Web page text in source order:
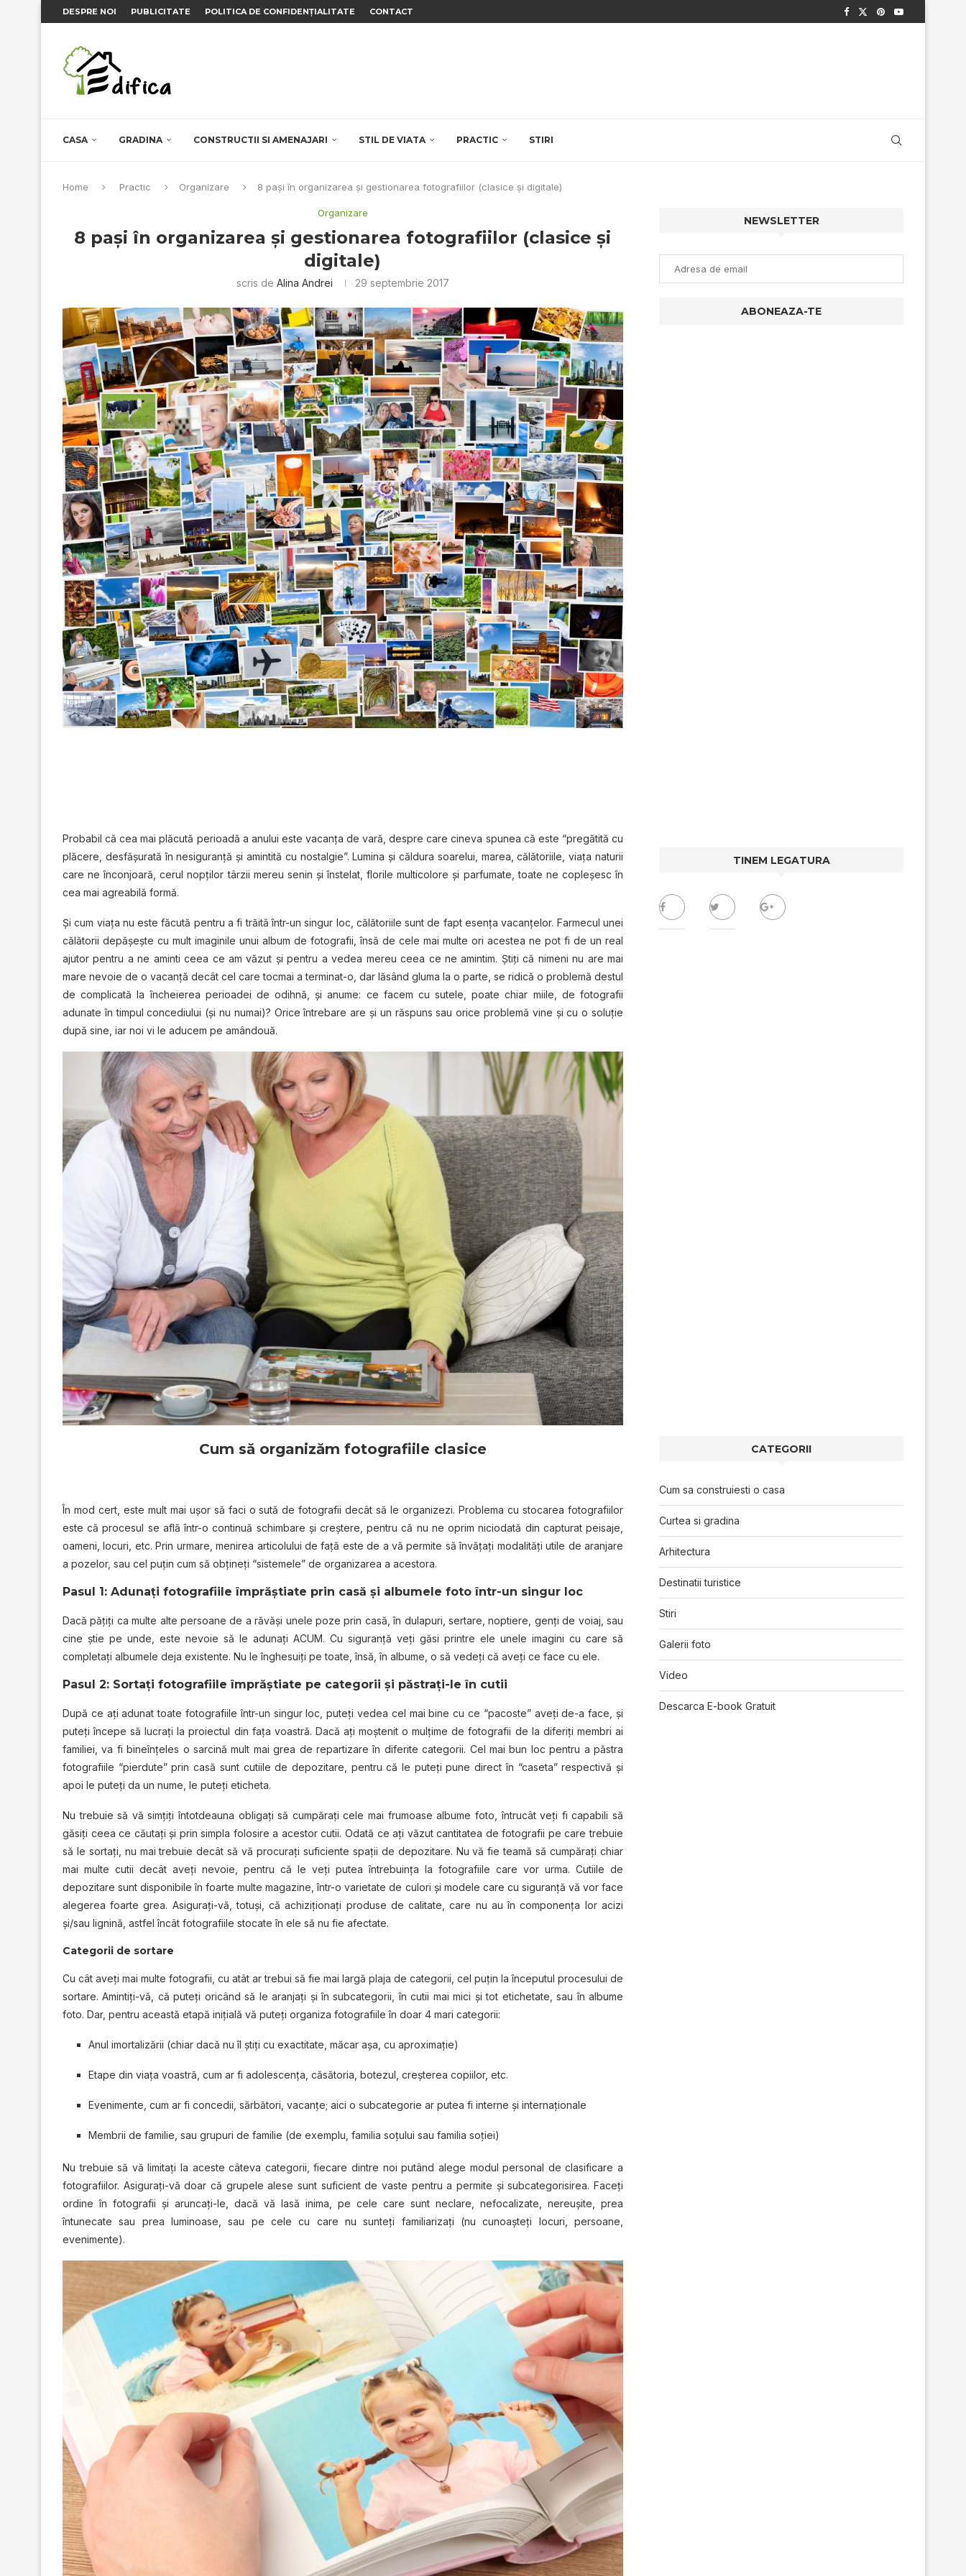
DESPRE NOI PUBLICITATE POLITICA DE CONFIDENȚIALITATE CONTACT
CASA GRADINA CONSTRUCTII SI AMENAJARI STIL DE VIATA PRACTIC STIRI
Home Practic Organizare 8 paşi în organizarea şi gestionarea fotografiilor (clasice şi digitale)
Organizare
8 paşi în organizarea şi gestionarea fotografiilor (clasice şi
digitale)
scris de Alina Andrei 29 septembrie 2017
Probabil că cea mai plăcută perioadă a anului este vacanța de vară, despre care cineva spunea că este “pregătită cu
plăcere, desfăşurată în nesiguranţă şi amintită cu nostalgie”. Lumina şi căldura soarelui, marea, călătoriile, viaţa naturii
care ne înconjoară, cerul nopţilor târzii mereu senin şi înstelat, florile multicolore şi parfumate, toate ne copleşesc în
cea mai agreabilă formă.
Şi cum viaţa nu este făcută pentru a fi trăită într-un singur loc, călătoriile sunt de fapt esenţa vacanţelor. Farmecul unei
călătorii depăşeşte cu mult imaginile unui album de fotografii, însă de cele mai multe ori acestea ne pot fi de un real
ajutor pentru a ne aminti ceea ce am văzut şi pentru a vedea mereu ceea ce ne amintim. Ştiţi că nimeni nu are mai
mare nevoie de o vacanţă decât cel care tocmai a terminat-o, dar lăsând gluma la o parte, se ridică o problemă destul
de complicată la încheierea perioadei de odihnă, şi anume: ce facem cu sutele, poate chiar miile, de fotografii
adunate în timpul concediului (şi nu numai)? Orice întrebare are şi un răspuns sau orice problemă vine şi cu o soluţie
după sine, iar noi vi le aducem pe amândouă.
Cum să organizăm fotografiile clasice
În mod cert, este mult mai uşor să faci o sută de fotografii decât să le organizezi. Problema cu stocarea fotografiilor
este că procesul se află într-o continuă schimbare şi creştere, pentru că nu ne oprim niciodată din capturat peisaje,
oameni, locuri, etc. Prin urmare, menirea articolului de faţă este de a vă permite să învăţaţi modalităţi utile de aranjare
a pozelor, sau cel puţin cum să obţineţi “sistemele” de organizarea a acestora.
Pasul 1: Adunați fotografiile împrăştiate prin casă și albumele foto într-un singur loc
Dacă păţiţi ca multe alte persoane de a răvăşi unele poze prin casă, în dulapuri, sertare, noptiere, genţi de voiaj, sau
cine ştie pe unde, este nevoie să le adunaţi ACUM. Cu siguranţă veţi găsi printre ele unele imagini cu care să
completaţi albumele deja existente. Nu le înghesuiţi pe toate, însă, în albume, o să vedeţi că aveţi ce face cu ele.
Pasul 2: Sortaţi fotografiile împrăştiate pe categorii şi păstraţi-le în cutii
După ce ați adunat toate fotografiile într-un singur loc, puteți vedea cel mai bine cu ce “pacoste” aveţi de-a face, și
puteţi începe să lucraţi la proiectul din fața voastră. Dacă ați moștenit o mulțime de fotografii de la diferiţi membri ai
familiei, va fi bineînţeles o sarcină mult mai grea de repartizare în diferite categorii. Cel mai bun loc pentru a păstra
fotografiile “pierdute” prin casă sunt cutiile de depozitare, pentru că le puteți pune direct în “caseta” respectivă şi
apoi le puteţi da un nume, le puteţi eticheta.
Nu trebuie să vă simţiţi întotdeauna obligaţi să cumpăraţi cele mai frumoase albume foto, întrucât veţi fi capabili să
găsiţi ceea ce căutați şi prin simpla folosire a acestor cutii. Odată ce ați văzut cantitatea de fotografii pe care trebuie
să le sortaţi, nu mai trebuie decât să vă procuraţi suficiente spații de depozitare. Nu vă fie teamă să cumpăraţi chiar
mai multe cutii decât aveţi nevoie, pentru că le veţi putea întrebuinţa la fotografiile care vor urma. Cutiile de
depozitare sunt disponibile în foarte multe magazine, într-o varietate de culori şi modele care cu siguranţă vă vor face
alegerea foarte grea. Asigurați-vă, totuşi, că achiziţionaţi produse de calitate, care nu au în componenţa lor acizi
și/sau lignină, astfel încât fotografiile stocate în ele să nu fie afectate.
Categorii de sortare
Cu cât aveţi mai multe fotografii, cu atât ar trebui să fie mai largă plaja de categorii, cel puţin la începutul procesului de
sortare. Amintiți-vă, că puteţi oricând să le aranjaţi şi în subcategorii, în cutii mai mici şi tot etichetate, sau în albume
foto. Dar, pentru această etapă inițială vă puteţi organiza fotografiile în doar 4 mari categorii:
Anul imortalizării (chiar dacă nu îl ştiţi cu exactitate, măcar aşa, cu aproximaţie)
Etape din viața voastră, cum ar fi adolescenţa, căsătoria, botezul, creșterea copiilor, etc.
Evenimente, cum ar fi concedii, sărbători, vacanțe; aici o subcategorie ar putea fi interne şi internaţionale
Membrii de familie, sau grupuri de familie (de exemplu, familia soţului sau familia soţiei)
Nu trebuie să vă limitaţi la aceste câteva categorii, fiecare dintre noi putând alege modul personal de clasificare a
fotografiilor. Asigurați-vă doar că grupele alese sunt suficient de vaste pentru a permite şi subcategorisirea. Faceţi
ordine în fotografii şi aruncaţi-le, dacă vă lasă inima, pe cele care sunt neclare, nefocalizate, nereuşite, prea
întunecate sau prea luminoase, sau pe cele cu care nu sunteţi familiarizaţi (nu cunoaşteţi locuri, persoane,
evenimente).
NEWSLETTER
TINEM LEGATURA
CATEGORII
Cum sa construiesti o casa
Curtea si gradina
Arhitectura
Destinatii turistice
Stiri
Galerii foto
Video
Descarca E-book Gratuit